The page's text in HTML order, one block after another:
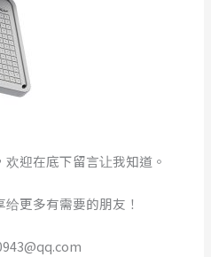
迎在底下留言让我知道。
更多有需要的朋友！